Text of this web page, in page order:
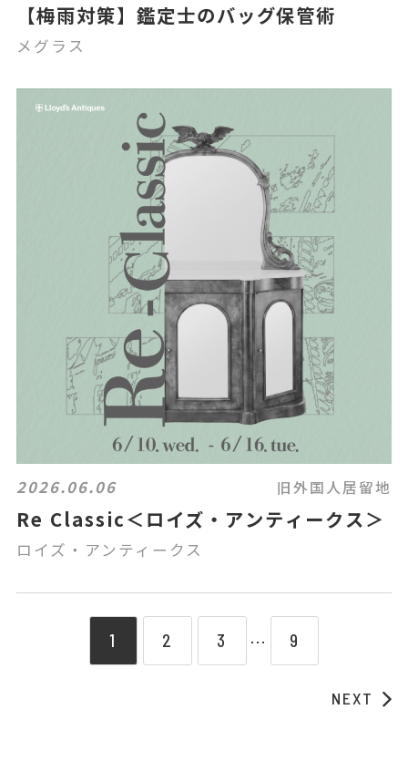
【梅雨対策】鑑定士のバッグ保管術
メグラス
2026.06.06 旧外国人居留地
Re Classic＜ロイズ・アンティークス＞
ロイズ・アンティークス
1 2 3 ⋯ 9
NEXT